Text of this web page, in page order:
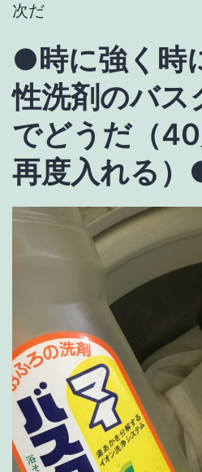
次だ
●時に強く時
性洗剤のバス
でどうだ（
再度入れる）